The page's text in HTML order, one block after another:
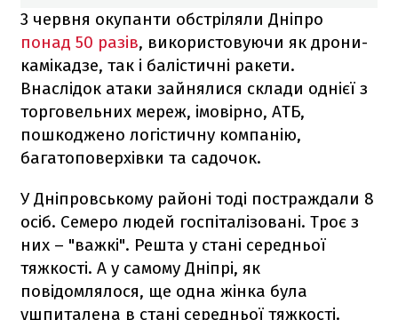
3 червня окупанти обстріляли Дніпро
понад 50 разів, використовуючи як дрони-
камікадзе, так і балістичні ракети.
Внаслідок атаки зайнялися склади однієї з
торговельних мереж, імовірно, АТБ,
пошкоджено логістичну компанію,
багатоповерхівки та садочок.
У Дніпровському районі тоді постраждали 8
осіб. Семеро людей госпіталізовані. Троє з
них – "важкі". Решта у стані середньої
тяжкості. А у самому Дніпрі, як
повідомлялося, ще одна жінка була
ушпиталена в стані середньої тяжкості.